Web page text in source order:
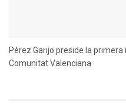
Pérez Garijo preside la
Comunitat Valenciana